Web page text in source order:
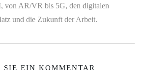
von AR/VR bis 5G, den digitalen
und die Zukunft der Arbeit.
SIE EIN KOMMENTAR